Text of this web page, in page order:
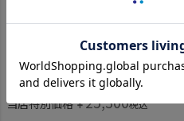
定価 ¥ 50,600 のところ
当店特別価格 ¥25,300税込